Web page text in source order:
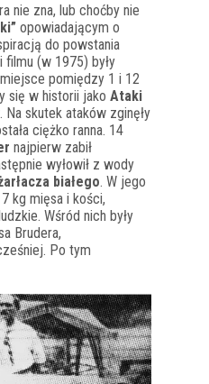
nie zna, lub choćby nie
opowiadającym o
do powstania
(w 1975) były
pomiędzy 1 i 12
się w historii jako Ataki
. Na skutek ataków zginęły
ciężko ranna. 14
najpierw zabił
wyłowił z wody
białego. W jego
kg mięsa i kości,
Wśród nich były
Brudera,
Po tym